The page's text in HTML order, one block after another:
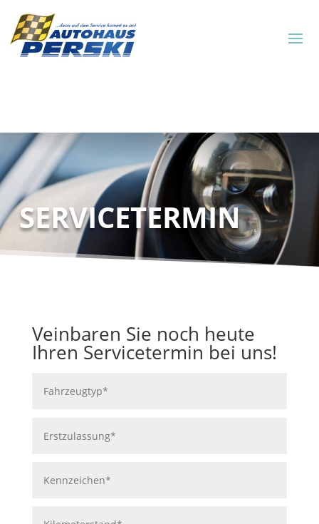
SERVICETERMIN
Veinbaren Sie noch heute
Ihren Servicetermin bei uns!